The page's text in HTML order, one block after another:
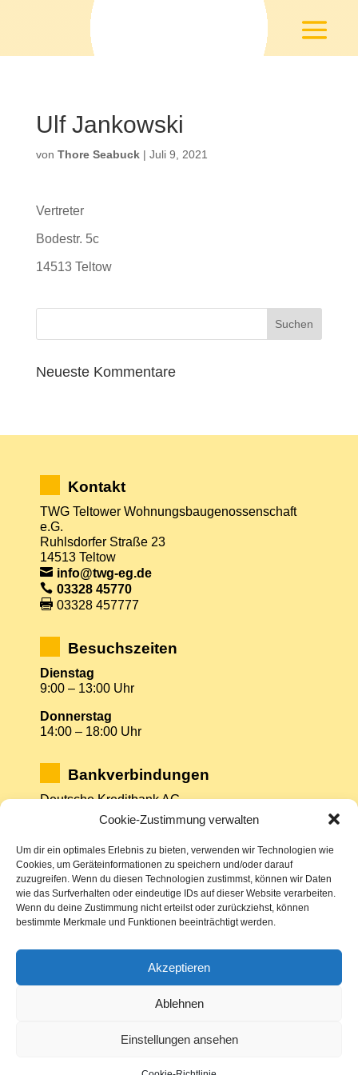
Cookie-Zustimmung verwalten
Um dir ein optimales Erlebnis zu bieten, verwenden wir Technologien wie
Cookies, um Geräteinformationen zu speichern und/oder darauf
zuzugreifen. Wenn du diesen Technologien zustimmst, können wir Daten
wie das Surfverhalten oder eindeutige IDs auf dieser Website verarbeiten.
Wenn du deine Zustimmung nicht erteilst oder zurückziehst, können
bestimmte Merkmale und Funktionen beeinträchtigt werden.
Akzeptieren
Ablehnen
Einstellungen ansehen
Ulf Jankowski
von Thore Seabuck| Juli 9, 2021
Vertreter
Bodestr. 5c
14513 Teltow
Neueste Kommentare
Kontakt
TWG Teltower Wohnungsbaugenossenschaft
e.G.
Ruhlsdorfer Straße 23
14513 Teltow
info@twg-eg.de
03328 45770
03328 457777
Besuchszeiten
Dienstag
9:00 – 13:00 Uhr
Donnerstag
14:00 – 18:00 Uhr
Bankverbindungen
Deutsche Kreditbank AG
DE75 1203 0000 0000 4157 86
Mittelbrandenburgische Sparkasse Potsdam
DE37 1605 0000 3522 7800 26
WELADED1PMB
Datenschutz
Sitemap
Cookie-Richtlinie (EU)